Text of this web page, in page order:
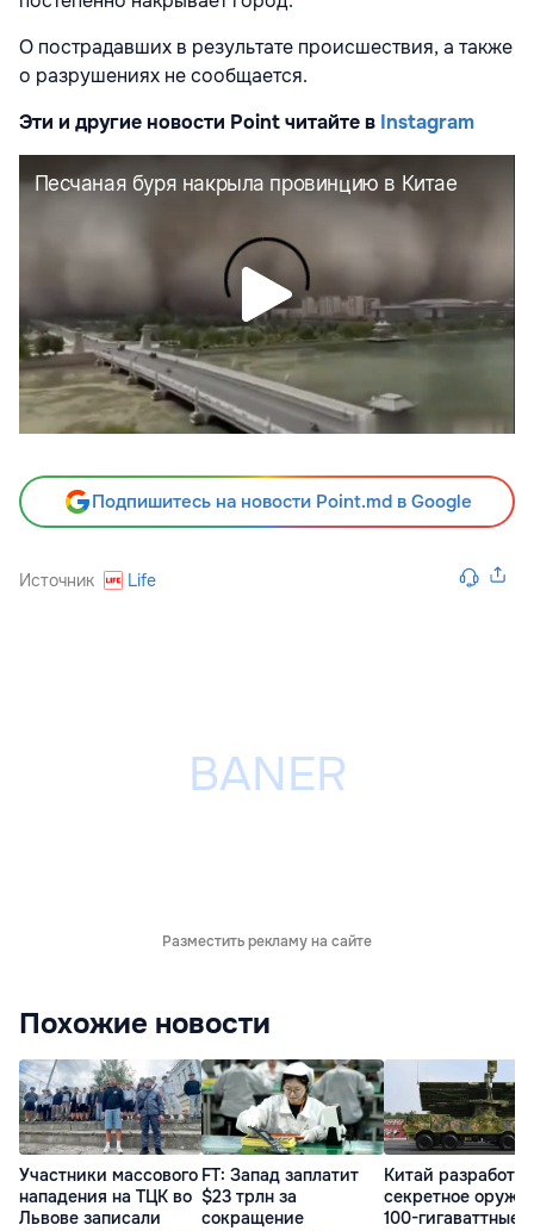
О пострадавших в результате происшествия, а также
о разрушениях не сообщается.
Эти и другие новости Point читайте в Instagram
Подпишитесь на новости Point.md в Google
Источник Life
Разместить рекламу на сайте
Похожие новости
Участники массового
нападения на ТЦК во
Львове записали
FT: Запад заплатит
$23 трлн за
сокращение
Китай разработал
секретное
100-гигаваттные